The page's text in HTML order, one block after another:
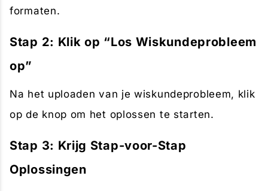
formaten.
Stap 2: Klik op “Los Wiskundeprobleem
op”
Na het uploaden van je wiskundeprobleem, klik
op de knop om het oplossen te starten.
Stap 3: Krijg Stap-voor-Stap
Oplossingen